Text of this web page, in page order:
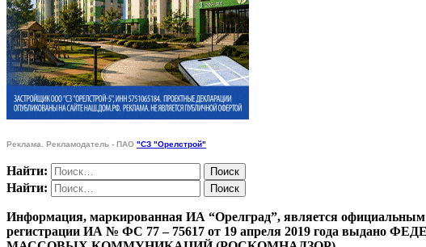
Реклама. Рекламодатель - ПАО "СЗ "Орелстрой"
Найти:
Найти:
Информация, маркированная ИА “Орелград”, является официальным
регистрации ИА № ФС 77 – 75617 от 19 апреля 2019 года